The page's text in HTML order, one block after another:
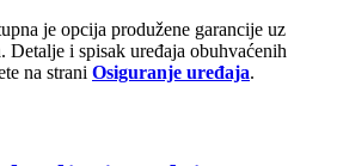
je opcija produžene garancije uz
Detalje i spisak uređaja obuhvaćenih
na strani Osiguranje uređaja.